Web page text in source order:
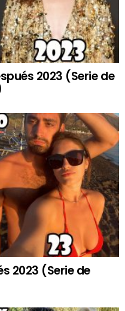
2023 (Serie de
2023 (Serie de